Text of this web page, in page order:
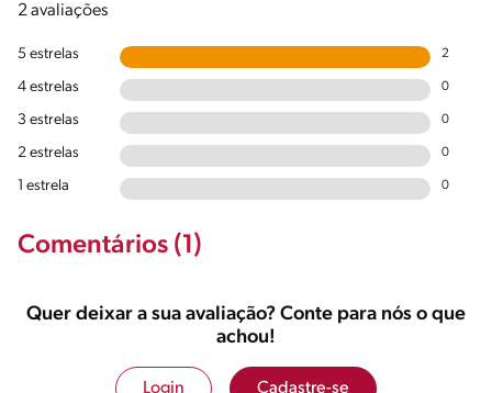
2 avaliações
5 estrelas 2
4 estrelas 0
3 estrelas 0
2 estrelas 0
1 estrela 0
Comentários (1)
Quer deixar a sua avaliação? Conte para nós o que
achou!
Login Cadastre-se